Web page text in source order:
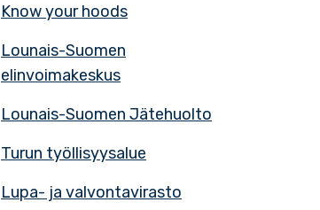
Know your hoods
Lounais-Suomen
elinvoimakeskus
Lounais-Suomen Jätehuolto
Turun työllisyysalue
Lupa- ja valvontavirasto